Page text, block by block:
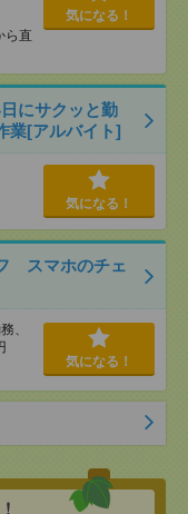
ら直
気になる！
にサクッと勤
業[アルバイト]
気になる！
スマホのチェ
、
気になる！